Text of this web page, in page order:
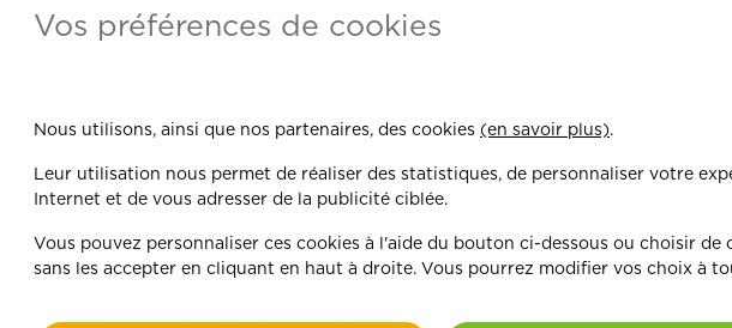
On est toujours plus
quand on y met du cœ
Vos préférences de cookies
Nous utilisons, ainsi que nos partenaires, des cookies (en savoir plus).
Leur utilisation nous permet de réaliser des statistiques, de personnaliser votre
Internet et de vous adresser de la publicité ciblée.
Vous pouvez personnaliser ces cookies à l'aide du bouton ci-dessous ou choisir de
sans les accepter en cliquant en haut à droite. Vous pourrez modifier vos choix à